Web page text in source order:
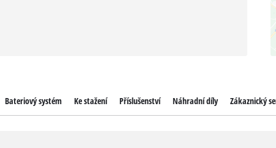
Bateriový systém Ke stažení Příslušenství Náhradní díly Zákaznický